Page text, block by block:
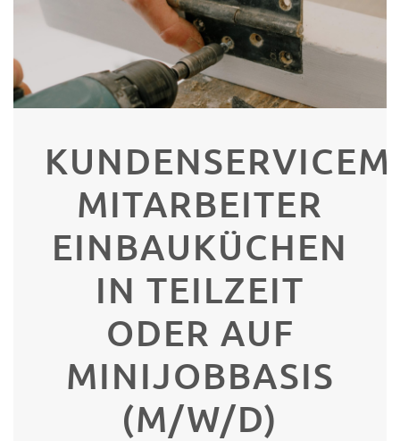
MITARBEITER
EINBAUKÜCHEN
IN TEILZEIT
ODER AUF
MINIJOBBASIS
(M/W/D)